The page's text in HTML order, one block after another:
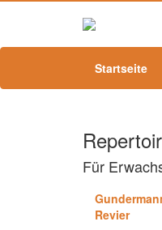
Startseite
Für
Revier